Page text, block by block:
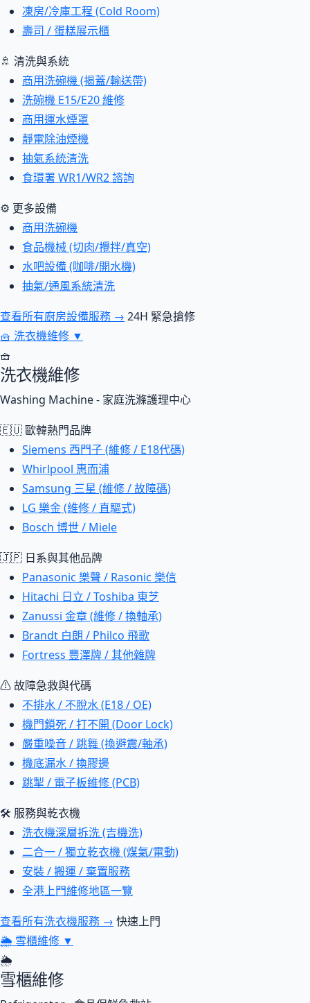
凍房/冷庫工程 (Cold Room)
壽司 / 蛋糕展示櫃
🚿 清洗與系統
商用洗碗機 (揭蓋/輸送帶)
洗碗機 E15/E20 維修
商用運水煙罩
靜電除油煙機
抽氣系統清洗
食環署 WR1/WR2 諮詢
⚙ 更多設備
商用洗碗機
食品機械 (切肉/攪拌/真空)
水吧設備 (咖啡/開水機)
抽氣/通風系統清洗
查看所有廚房設備服務 → 24H 緊急搶修
🧺 洗衣機維修 ▼
🧺
洗衣機維修
Washing Machine - 家庭洗滌護理中心
🇪🇺 歐韓熱門品牌
Siemens 西門子 (維修 / E18代碼)
Whirlpool 惠而浦
Samsung 三星 (維修 / 故障碼)
LG 樂金 (維修 / 直驅式)
Bosch 博世 / Miele
🇯🇵 日系與其他品牌
Panasonic 樂聲 / Rasonic 樂信
Hitachi 日立 / Toshiba 東芝
Zanussi 金章 (維修 / 換軸承)
Brandt 白朗 / Philco 飛歌
Fortress 豐澤牌 / 其他雜牌
⚠ 故障急救與代碼
不排水 / 不脫水 (E18 / OE)
機門鎖死 / 打不開 (Door Lock)
嚴重噪音 / 跳舞 (換避震/軸承)
機底漏水 / 換膠邊
跳掣 / 電子板維修 (PCB)
🛠 服務與乾衣機
洗衣機深層拆洗 (吉機洗)
二合一 / 獨立乾衣機 (煤氣/電動)
安裝 / 搬運 / 棄置服務
全港上門維修地區一覽
查看所有洗衣機服務 → 快速上門
🌦 雪櫃維修 ▼
🌦
雪櫃維修